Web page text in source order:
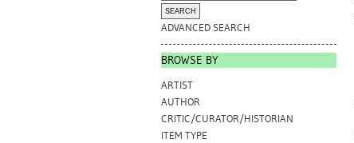
ADVANCED SEARCH
BROWSE BY
ARTIST
AUTHOR
CRITIC/CURATOR/HISTORIAN
ITEM TYPE